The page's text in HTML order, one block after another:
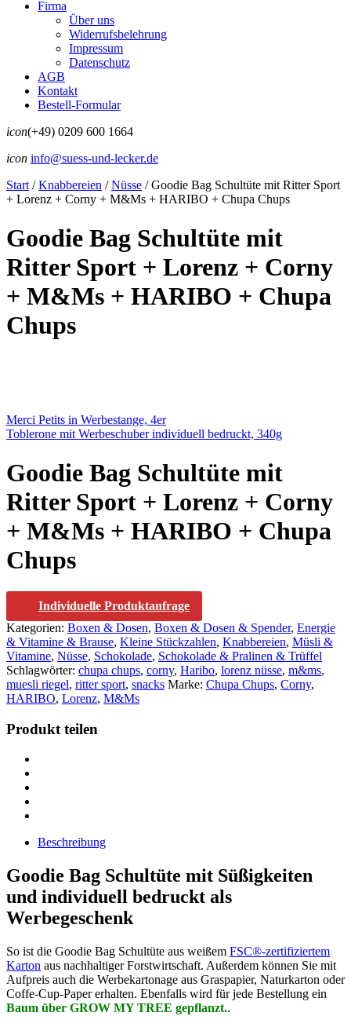
Firma
Über uns
Widerrufsbelehrung
Impressum
Datenschutz
AGB
Kontakt
Bestell-Formular
icon(+49) 0209 600 1664
icon info@suess-und-lecker.de
Start / Knabbereien / Nüsse /Goodie Bag Schultüte mit Ritter Sport
+ Lorenz + Corny + M&Ms + HARIBO + Chupa Chups
Goodie Bag Schultüte mit
Ritter Sport + Lorenz + Corny
+ M&Ms + HARIBO + Chupa
Chups
Merci Petits in Werbestange, 4er
Toblerone mit Werbeschuber individuell bedruckt, 340g
Goodie Bag Schultüte mit
Ritter Sport + Lorenz + Corny
+ M&Ms + HARIBO + Chupa
Chups
Individuelle Produktanfrage
Kategorien: Boxen & Dosen, Boxen & Dosen & Spender, Energie
& Vitamine & Brause, Kleine Stückzahlen, Knabbereien, Müsli &
Vitamine, Nüsse, Schokolade, Schokolade & Pralinen & Trüffel
Schlagwörter: chupa chups, corny, Haribo, lorenz nüsse, m&ms,
muesli riegel, ritter sport, snacks Marke: Chupa Chups, Corny,
HARIBO, Lorenz, M&Ms
Produkt teilen
Beschreibung
Goodie Bag Schultüte mit Süßigkeiten
und individuell bedruckt als
Werbegeschenk
So ist die Goodie Bag Schultüte aus weißem FSC®-zertifiziertem
Karton aus nachhaltiger Forstwirtschaft. Außerdem können Sie mit
Aufpreis auch die Werbekartonage aus Graspapier, Naturkarton oder
Coffe-Cup-Paper erhalten. Ebenfalls wird für jede Bestellung ein
Baum über GROW MY TREE gepflanzt..